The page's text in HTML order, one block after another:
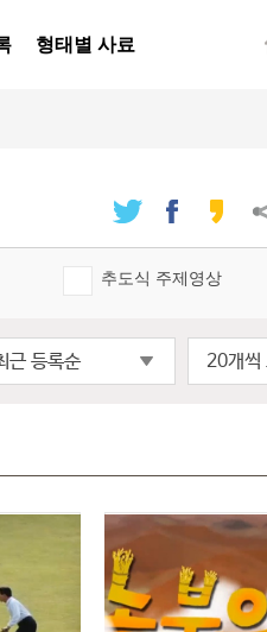
형태별 사료
추도식 주제영상
근 등록순 20개씩